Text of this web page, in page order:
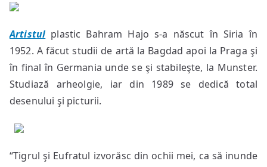
Artistulplastic Bahram Hajo s-a născut în Siria în
1952. A făcut studii de artă la Bagdad apoi la Praga şi
în final în Germania unde se şi stabileşte, la Munster.
Studiază arheolgie, iar din 1989 se dedică total
desenului şi picturii.
“Tigrul şi Eufratul izvorăsc din ochii mei, ca să inunde